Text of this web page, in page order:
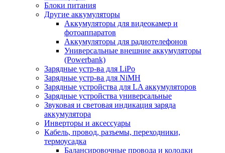
Блоки питания
Другие аккумуляторы
Аккумуляторы для видеокамер и
фотоаппаратов
Аккумуляторы для радиотелефонов
Универсальные внешние аккумуляторы
(Powerbank)
Зарядные устр-ва для LiPo
Зарядные устр-ва для NiMH
Зарядные устройства для LA аккумуляторов
Зарядные устройства универсальные
Звуковая и световая индикация заряда
аккумулятора
Инверторы и аксессуары
Кабель, провод, разъемы, переходники,
термоусадка
Балансировочные провода и колодки